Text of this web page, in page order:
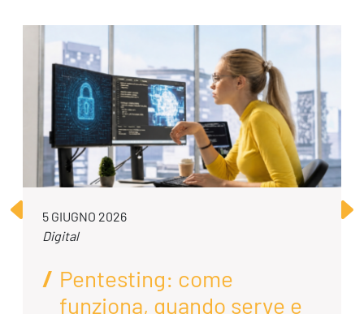
5 GIUGNO 2026
Digital
Pentesting: come
funziona, quando serve e